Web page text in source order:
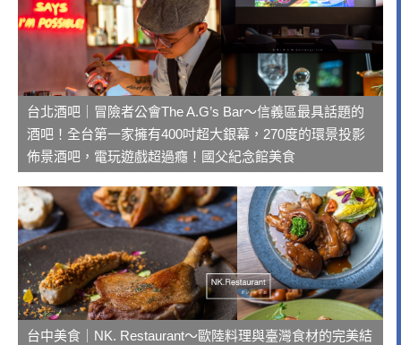
台北酒吧｜冒險者公會The A.G’s Bar～信義區最具話題的
酒吧！全台第一家擁有400吋超大銀幕，270度的環景投影
佈景酒吧，電玩遊戲超過癮！國父紀念館美食
台中美食｜NK. Restaurant～歐陸料理與臺灣食材的完美結